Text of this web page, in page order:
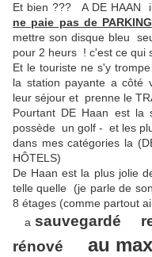
Et bien ??? ADE HAAN
ne paie pas de PARKING
mettre son disque bleu
pour 2 heurs ! c'est ce
Et le touriste ne s'y
la station payante a côté
leur séjour et prenne le
Pourtant DE Haan est la
possède un golf - et les
dans mes catégories la
HÔTELS)
De Haan est la plus jolie
telle quelle (je parle de
8 étages (comme partout
asauvegardé
rénové
au